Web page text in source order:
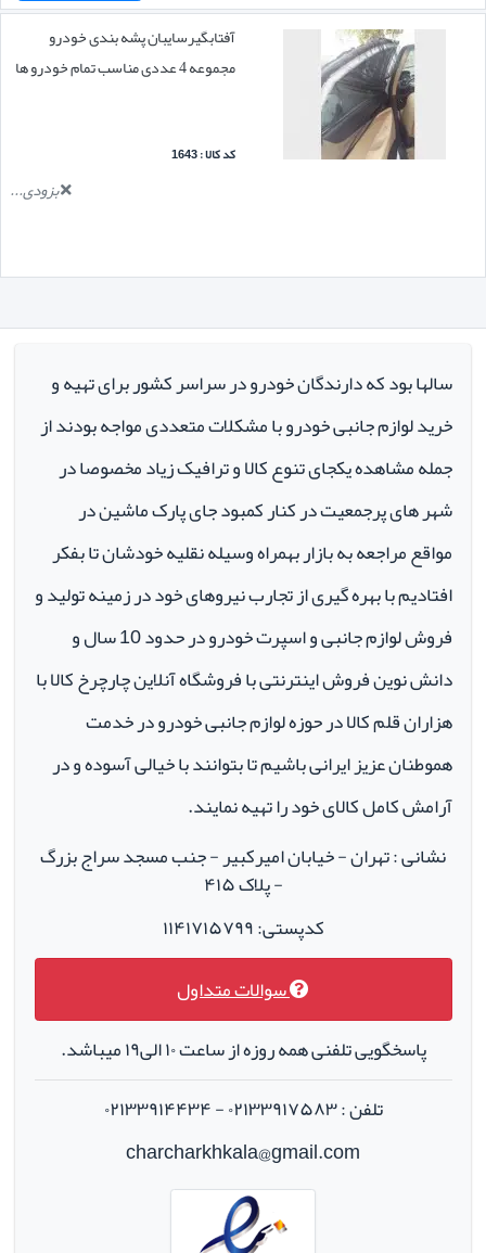
آفتابگیرسایبان پشه بندی خودرو
مجموعه 4 عددی مناسب تمام خودرو ها
کد کالا : 1643
بزودی...
سالها بود که دارندگان خودرو در سراسر کشور برای تهیه و
خرید لوازم جانبی خودرو با مشکلات متعددی مواجه بودند از
جمله مشاهده یکجای تنوع کالا و ترافیک زیاد مخصوصا در
شهر های پرجمعیت در کنار کمبود جای پارک ماشین در
مواقع مراجعه به بازار بهمراه وسیله نقلیه خودشان تا بفکر
افتادیم با بهره گیری از تجارب نیروهای خود در زمینه تولید و
فروش لوازم جانبی و اسپرت خودرو در حدود 10 سال و
دانش نوین فروش اینترنتی با فروشگاه آنلاین چارچرخ کالا با
هزاران قلم کالا در حوزه لوازم جانبی خودرو در خدمت
هموطنان عزیز ایرانی باشیم تا بتوانند با خیالی آسوده و در
آرامش کامل کالای خود را تهیه نمایند.
نشانی : تهران - خیابان امیرکبیر - جنب مسجد سراج بزرگ
- پلاک ۴۱۵
کدپستی: ۱۱۴۱۷۱۵۷۹۹
سوالات متداول
پاسخگویی تلفنی همه روزه از ساعت ۱۰ الی۱۹ میباشد.
تلفن : ۰۲۱۳۳۹۱۷۵۸۳ - ۰۲۱۳۳۹۱۴۴۳۴
charcharkhkala@gmail.com